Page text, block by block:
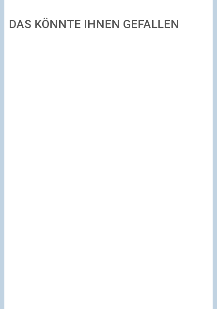
DAS KÖNNTE IHNEN GEFALLEN